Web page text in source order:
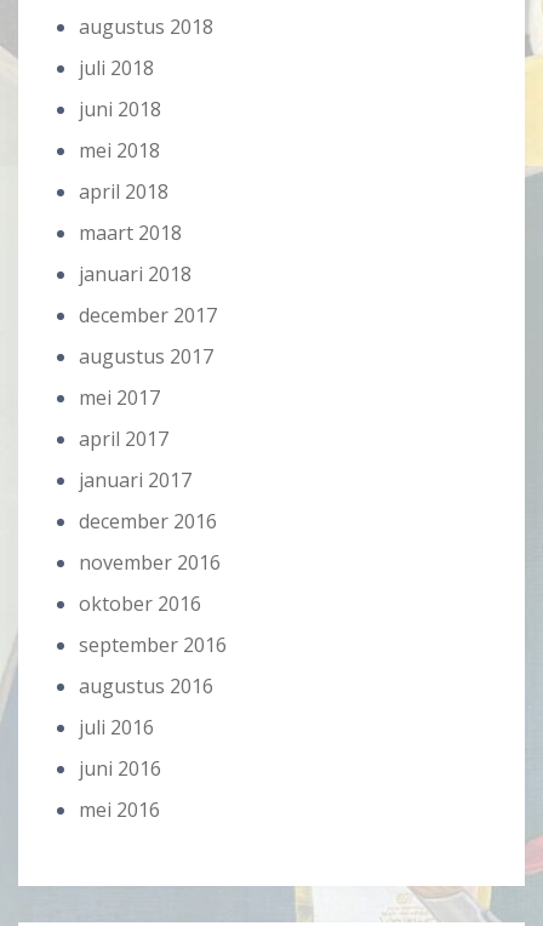
augustus 2018
juli 2018
juni 2018
mei 2018
april 2018
maart 2018
januari 2018
december 2017
augustus 2017
mei 2017
april 2017
januari 2017
december 2016
november 2016
oktober 2016
september 2016
augustus 2016
juli 2016
juni 2016
mei 2016